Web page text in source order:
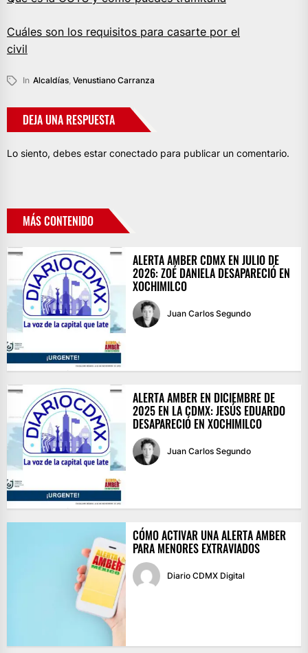
Cuáles son los requisitos para casarte por el
civil
In Alcaldías Venustiano Carranza
DEJA UNA RESPUESTA
Lo siento, debes estar conectado para publicar un comentario.
MÁS CONTENIDO
ALERTA AMBER CDMX EN JULIO DE
2026: ZOÉ DANIELA DESAPARECIÓ EN
XOCHIMILCO
Juan Carlos Segundo
ALERTA AMBER EN DICIEMBRE DE
2025 EN LA CDMX: JESÚS EDUARDO
DESAPARECIÓ EN XOCHIMILCO
Juan Carlos Segundo
CÓMO ACTIVAR UNA ALERTA AMBER
PARA MENORES EXTRAVIADOS
Diario CDMX Digital